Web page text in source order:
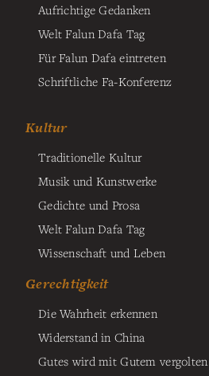
Aufrichtige Gedanken
Welt Falun Dafa Tag
Für Falun Dafa eintreten
Schriftliche Fa-Konferenz
Kultur
Traditionelle Kultur
Musik und Kunstwerke
Gedichte und Prosa
Welt Falun Dafa Tag
Wissenschaft und Leben
Gerechtigkeit
Die Wahrheit erkennen
Widerstand in China
Gutes wird mit Gutem vergolten